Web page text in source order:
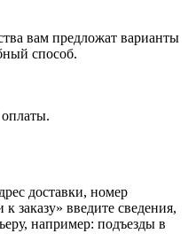
вам предложат варианты
способ.
доставки, номер
заказу» введите сведения,
например: подъезды в